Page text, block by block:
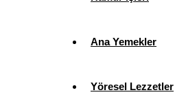
Ana Yemekler
Yöresel Lezzetler